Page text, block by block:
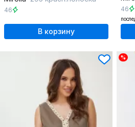
46
В корзину
46
%